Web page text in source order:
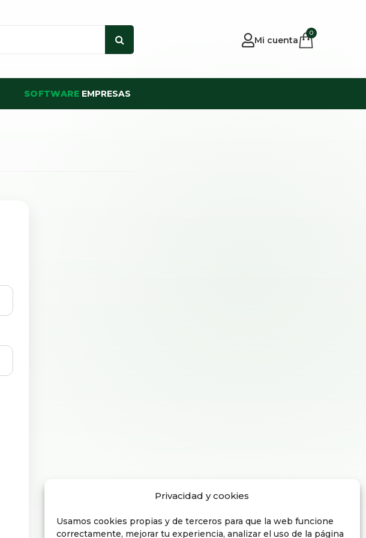
Privacidad y cookies
Usamos cookies propias y de terceros para que la web funcione
correctamente, mejorar tu experiencia, analizar el uso de la página
Mi cuenta
0
SOFTWARE EMPRESAS